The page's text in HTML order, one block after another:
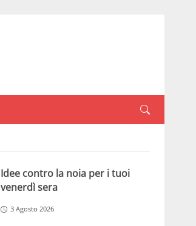
Idee contro la noia per i tuoi
venerdì sera
3 Agosto 2026